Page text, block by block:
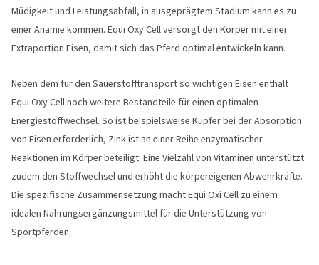
Müdigkeit und Leistungsabfall, in ausgeprägtem Stadium kann es zu
einer Anämie kommen. Equi Oxy Cell versorgt den Körper mit einer
Extraportion Eisen, damit sich das Pferd optimal entwickeln kann.
Neben dem für den Sauerstofftransport so wichtigen Eisen enthält
Equi Oxy Cell noch weitere Bestandteile für einen optimalen
Energiestoffwechsel. So ist beispielsweise Kupfer bei der Absorption
von Eisen erforderlich, Zink ist an einer Reihe enzymatischer
Reaktionen im Körper beteiligt. Eine Vielzahl von Vitaminen unterstützt
zudem den Stoffwechsel und erhöht die körpereigenen Abwehrkräfte.
Die spezifische Zusammensetzung macht Equi Oxi Cell zu einem
idealen Nahrungsergänzungsmittel für die Unterstützung von
Sportpferden.